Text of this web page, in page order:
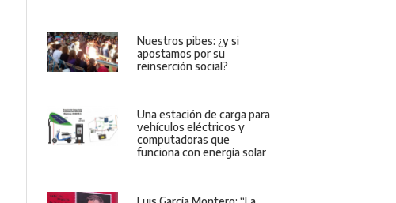
Nuestros pibes: ¿y si
apostamos por su
reinserción social?
Una estación de carga para
vehículos eléctricos y
computadoras que
funciona con energía solar